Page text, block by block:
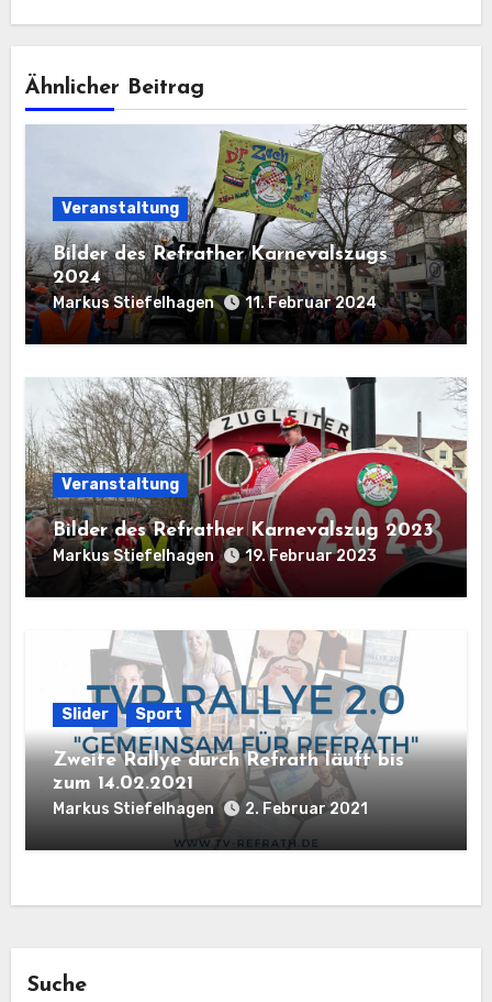
Ähnlicher Beitrag
Veranstaltung
Bilder des Refrather Karnevalszugs
2024
Markus Stiefelhagen 11. Februar 2024
Veranstaltung
Bilder des Refrather Karnevalszug 2023
Markus Stiefelhagen 19. Februar 2023
Slider Sport
Zweite Rallye durch Refrath läuft bis
zum 14.02.2021
Markus Stiefelhagen 2. Februar 2021
Suche